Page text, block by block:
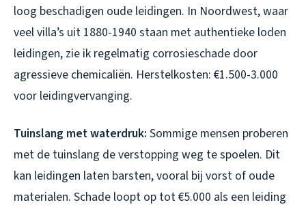
loog beschadigen oude leidingen. In Noordwest, waar
veel villa’s uit 1880-1940 staan met authentieke loden
leidingen, zie ik regelmatig corrosieschade door
agressieve chemicaliën. Herstelkosten: €1.500-3.000
voor leidingvervanging.
Tuinslang met waterdruk: Sommige mensen proberen
met de tuinslang de verstopping weg te spoelen. Dit
kan leidingen laten barsten, vooral bij vorst of oude
materialen. Schade loopt op tot €5.000 als een leiding